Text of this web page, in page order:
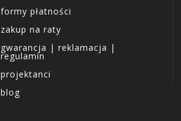
formy płatności
zakup na raty
gwarancja | reklamacja |
regulamin
projektanci
blog